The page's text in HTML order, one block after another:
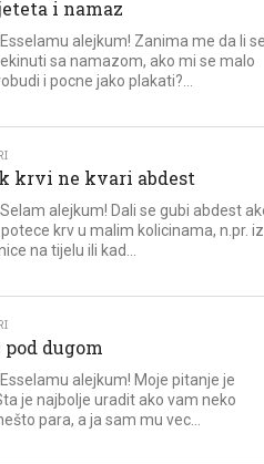
i namaz
alejkum! Zanima me da li se
sa namazom, ako mi se malo
i pocne jako plakati?...
krvi ne kvari abdest
alejkum! Dali se gubi abdest
krv u malim kolicinama, n.pr. iz
na tijelu ili kad...
pod dugom
alejkum! Moje pitanje je
je najbolje uradit ako vam neko
para, a ja sam mu vec...